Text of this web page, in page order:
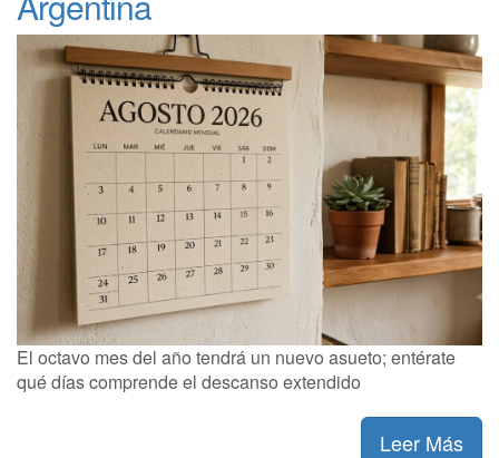
El octavo mes del año tendrá un nuevo asueto; entérate
qué días comprende el descanso extendido
Leer Más